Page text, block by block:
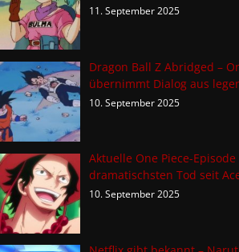
11. September 2025
Dragon Ball Z Abridged –
übernimmt Dialog aus
10. September 2025
Aktuelle One Piece-
dramatischsten Tod seit
10. September 2025